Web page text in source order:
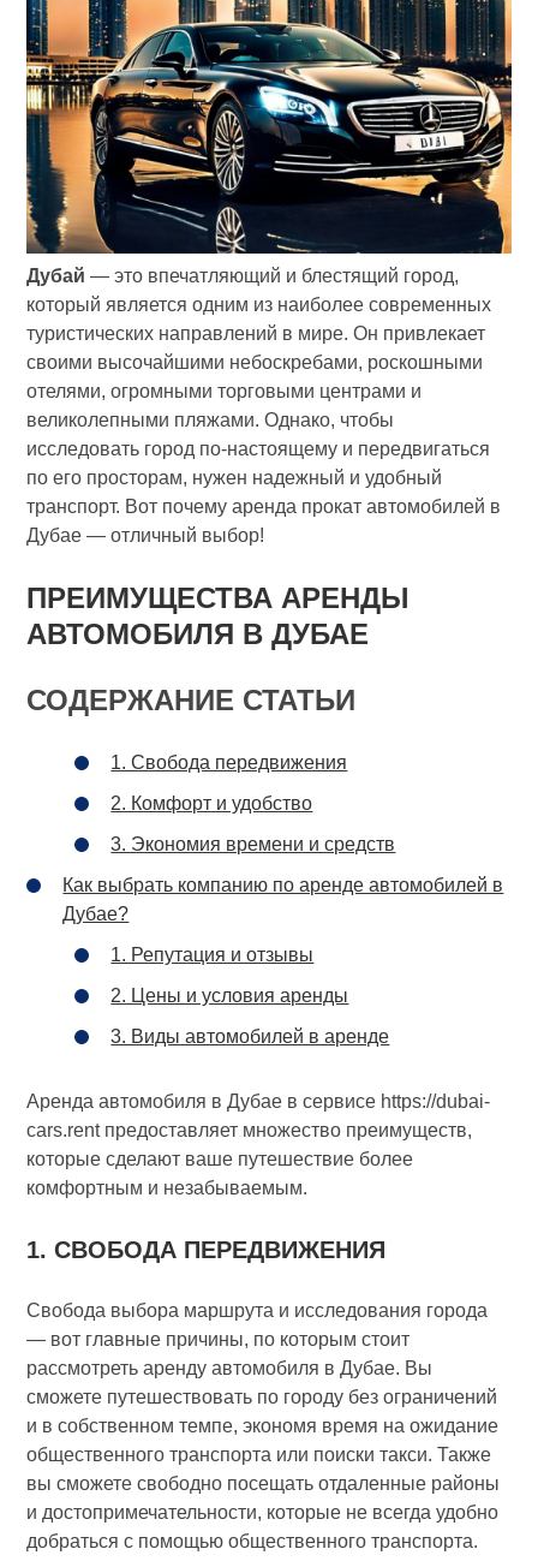
Дубай — это впечатляющий и блестящий город,
который является одним из наиболее современных
туристических направлений в мире. Он привлекает
своими высочайшими небоскребами, роскошными
отелями, огромными торговыми центрами и
великолепными пляжами. Однако, чтобы
исследовать город по-настоящему и передвигаться
по его просторам, нужен надежный и удобный
транспорт. Вот почему аренда прокат автомобилей в
Дубае — отличный выбор!
ПРЕИМУЩЕСТВА АРЕНДЫ
АВТОМОБИЛЯ В ДУБАЕ
СОДЕРЖАНИЕ СТАТЬИ
1. Свобода передвижения
2. Комфорт и удобство
3. Экономия времени и средств
Как выбрать компанию по аренде автомобилей в
Дубае?
1. Репутация и отзывы
2. Цены и условия аренды
3. Виды автомобилей в аренде
Аренда автомобиля в Дубае в сервисе https://dubai-
cars.rent предоставляет множество преимуществ,
которые сделают ваше путешествие более
комфортным и незабываемым.
1. СВОБОДА ПЕРЕДВИЖЕНИЯ
Свобода выбора маршрута и исследования города
— вот главные причины, по которым стоит
рассмотреть аренду автомобиля в Дубае. Вы
сможете путешествовать по городу без ограничений
и в собственном темпе, экономя время на ожидание
общественного транспорта или поиски такси. Также
вы сможете свободно посещать отдаленные районы
и достопримечательности, которые не всегда удобно
добраться с помощью общественного транспорта.